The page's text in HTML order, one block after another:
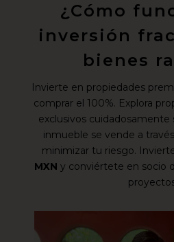
¿Cómo
inversión
bienes
Invierte en propiedades
comprar el 100%. Explora
exclusivos cuidadosamente
inmueble se vende a
minimizar tu riesgo.
MXN y conviértete en socio